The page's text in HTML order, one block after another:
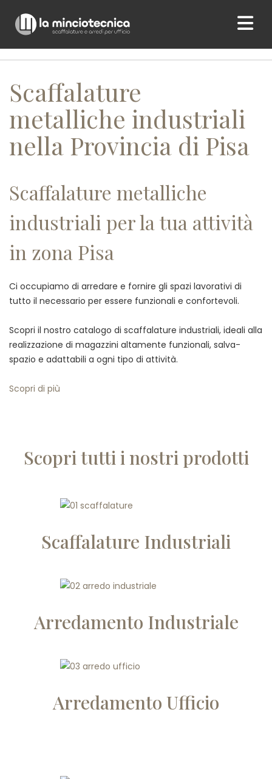
Home/ Scaffalature metalliche industriali nella Provincia di
Scaffalature
metalliche industriali
nella Provincia di Pisa
Scaffalature metalliche
industriali per la tua attività
in zona Pisa
Ci occupiamo di arredare e fornire gli spazi lavorativi di
tutto il necessario per essere funzionali e confortevoli.
Scopri il nostro catalogo di scaffalature industriali, ideali alla
realizzazione di magazzini altamente funzionali, salva-
spazio e adattabili a ogni tipo di attività.
Scopri di più
Scopri tutti i nostri prodotti
Scaffalature Industriali
Arredamento Industriale
Arredamento Ufficio